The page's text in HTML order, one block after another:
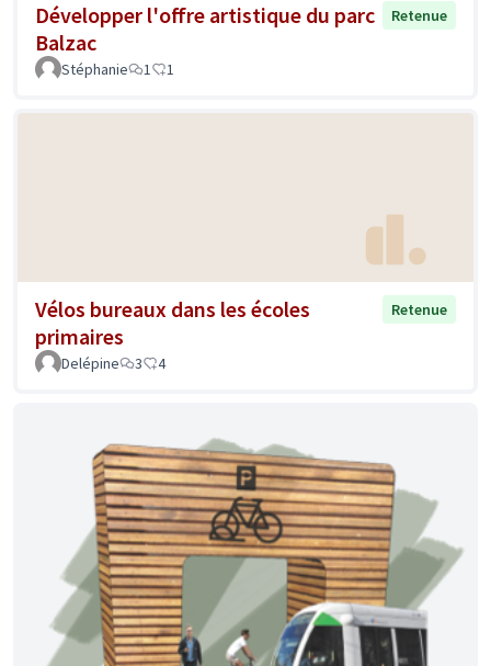
Développer l'offre artistique du parc
Balzac
Retenue
Stéphanie 1 1
Vélos bureaux dans les écoles
primaires
Retenue
Delépine 3 4